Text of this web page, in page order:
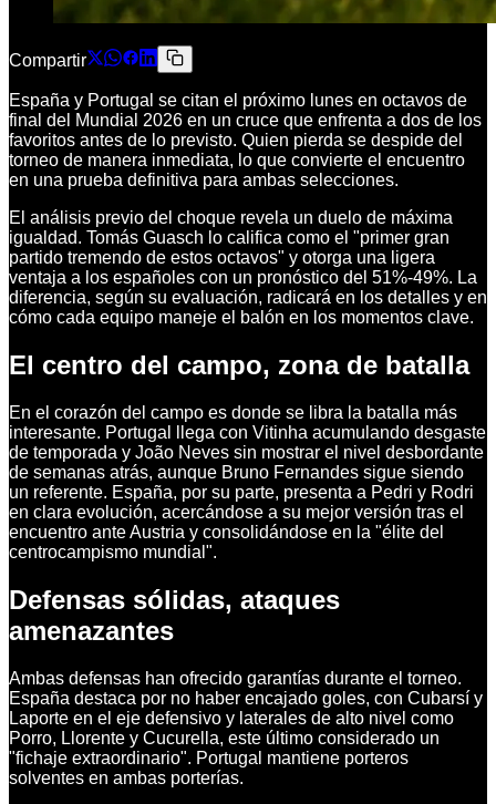
Compartir
España y Portugal se citan el próximo lunes en octavos de
final del Mundial 2026 en un cruce que enfrenta a dos de los
favoritos antes de lo previsto. Quien pierda se despide del
torneo de manera inmediata, lo que convierte el encuentro
en una prueba definitiva para ambas selecciones.
El análisis previo del choque revela un duelo de máxima
igualdad. Tomás Guasch lo califica como el "primer gran
partido tremendo de estos octavos" y otorga una ligera
ventaja a los españoles con un pronóstico del 51%-49%. La
diferencia, según su evaluación, radicará en los detalles y en
cómo cada equipo maneje el balón en los momentos clave.
El centro del campo, zona de batalla
En el corazón del campo es donde se libra la batalla más
interesante. Portugal llega con Vitinha acumulando desgaste
de temporada y João Neves sin mostrar el nivel desbordante
de semanas atrás, aunque Bruno Fernandes sigue siendo
un referente. España, por su parte, presenta a Pedri y Rodri
en clara evolución, acercándose a su mejor versión tras el
encuentro ante Austria y consolidándose en la "élite del
centrocampismo mundial".
Defensas sólidas, ataques
amenazantes
Ambas defensas han ofrecido garantías durante el torneo.
España destaca por no haber encajado goles, con Cubarsí y
Laporte en el eje defensivo y laterales de alto nivel como
Porro, Llorente y Cucurella, este último considerado un
"fichaje extraordinario". Portugal mantiene porteros
solventes en ambas porterías.